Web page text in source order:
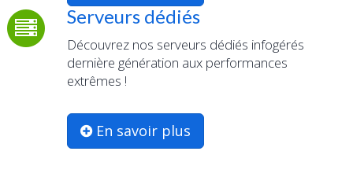
Serveurs dédiés
Découvrez nos serveurs dédiés infogérés
dernière génération aux performances
extrêmes !
En savoir plus